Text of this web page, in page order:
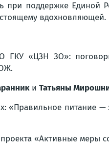
при поддержке Единой
вдохновляющей.
ГКУ «ЦЗН ЗО»:
и Татьяны
питание —
«Активные меры